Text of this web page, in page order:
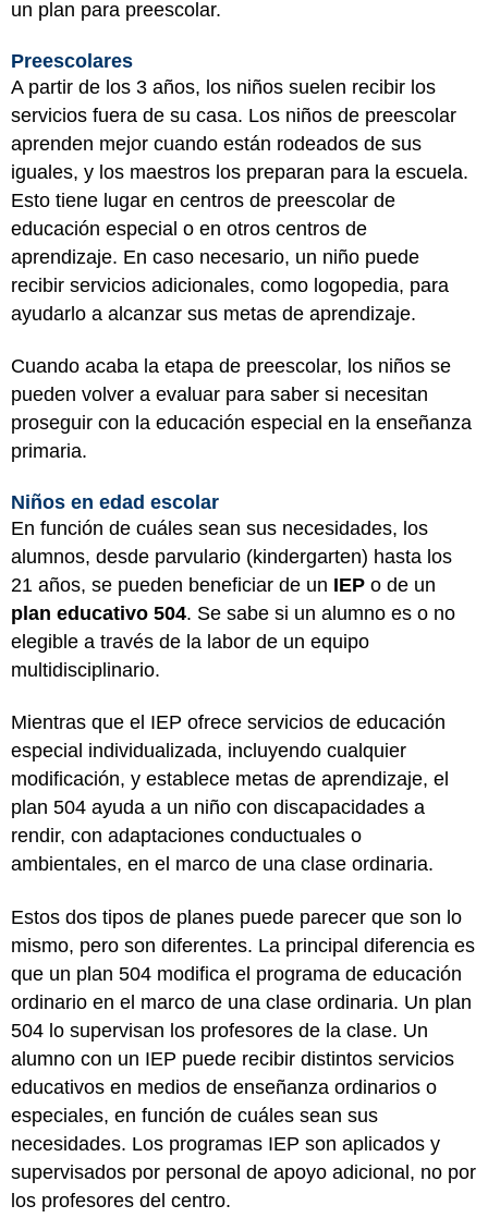
un plan para preescolar.
Preescolares
A partir de los 3 años, los niños suelen recibir los
servicios fuera de su casa. Los niños de preescolar
aprenden mejor cuando están rodeados de sus
iguales, y los maestros los preparan para la escuela.
Esto tiene lugar en centros de preescolar de
educación especial o en otros centros de
aprendizaje. En caso necesario, un niño puede
recibir servicios adicionales, como logopedia, para
ayudarlo a alcanzar sus metas de aprendizaje.
Cuando acaba la etapa de preescolar, los niños se
pueden volver a evaluar para saber si necesitan
proseguir con la educación especial en la enseñanza
primaria.
Niños en edad escolar
En función de cuáles sean sus necesidades, los
alumnos, desde parvulario (kindergarten) hasta los
21 años, se pueden beneficiar de un IEP o de un
plan educativo 504. Se sabe si un alumno es o no
elegible a través de la labor de un equipo
multidisciplinario.
Mientras que el IEP ofrece servicios de educación
especial individualizada, incluyendo cualquier
modificación, y establece metas de aprendizaje, el
plan 504 ayuda a un niño con discapacidades a
rendir, con adaptaciones conductuales o
ambientales, en el marco de una clase ordinaria.
Estos dos tipos de planes puede parecer que son lo
mismo, pero son diferentes. La principal diferencia es
que un plan 504 modifica el programa de educación
ordinario en el marco de una clase ordinaria. Un plan
504 lo supervisan los profesores de la clase. Un
alumno con un IEP puede recibir distintos servicios
educativos en medios de enseñanza ordinarios o
especiales, en función de cuáles sean sus
necesidades. Los programas IEP son aplicados y
supervisados por personal de apoyo adicional, no por
los profesores del centro.